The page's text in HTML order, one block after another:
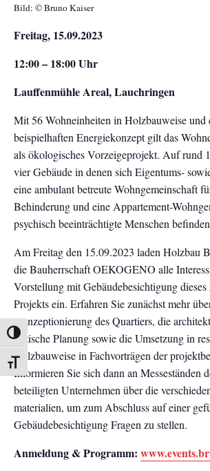
UMSCHALTEN AUF HOHE KONTRASTE
SCHRIFT VERGRÖSSERN
Bild: © Bruno Kaiser
Freitag, 15.09.2023
12:00 – 18:00 Uhr
Lauffenmühle Areal, Lauchringen
Mit 56 Wohneinheiten in Holzbauweise und
beispielhaften Energiekonzept gilt das
als ökologisches Vorzeigeprojekt. Auf rund
vier Gebäude in denen sich Eigentums-
eine ambulant betreute Wohngemeinschaft
Behinderung und eine Appartement-
psychisch beeinträchtigte Menschen
Am Freitag den 15.09.2023 laden Holzbau
die Bauherrschaft OEKOGENO alle
Vorstellung mit Gebäudebesichtigung
Projekts ein. Erfahren Sie zunächst mehr
Konzeptionierung des Quartiers, die
statische Planung sowie die Umsetzung in
Holzbauweise in Fachvorträgen der
Informieren Sie sich dann an Messeständen
beteiligten Unternehmen über die
materialien, um zum Abschluss auf einer
Gebäudebesichtigung Fragen zu stellen.
Anmeldung & Programm: